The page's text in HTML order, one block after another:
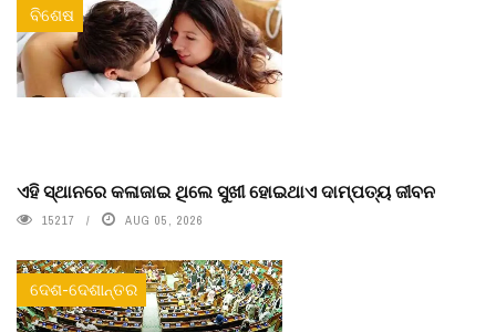
ବିଶେଷ
ଏହି ସ୍ଥାନରେ କଳାଜାଇ ଥିଲେ ସୁଖୀ ହୋଇଥାଏ ଦାମ୍ପତ୍ୟ ଜୀବନ
15217 AUG 05, 2026
ଦେଶ-ଦେଶାନ୍ତର